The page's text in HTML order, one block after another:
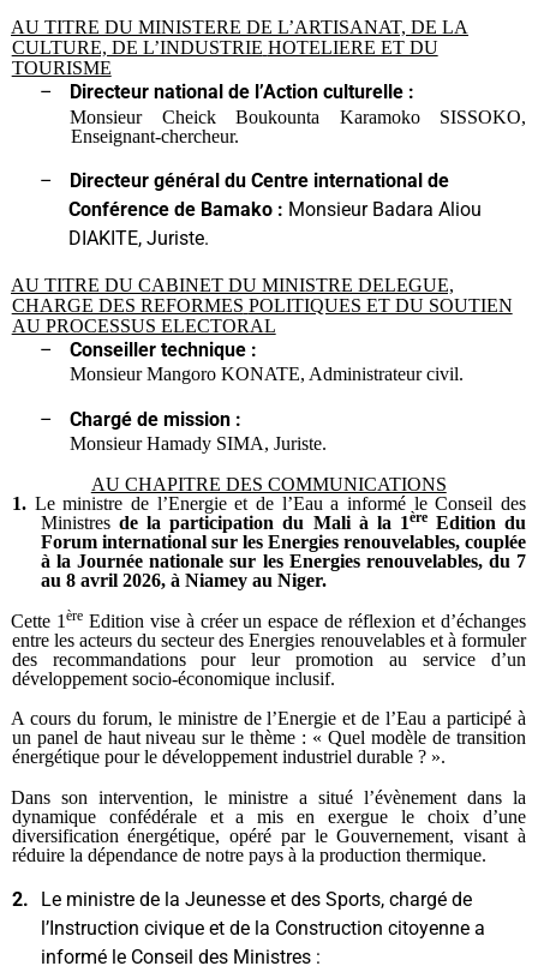
AU TITRE DU MINISTERE DE L’ARTISANAT, DE LA
CULTURE, DE L’INDUSTRIE HOTELIERE ET DU
TOURISME
– Directeur national de l’Action culturelle :
Monsieur Cheick Boukounta Karamoko SISSOKO,
Enseignant-chercheur.
–
Directeur général du Centre international de
Conférence de Bamako : Monsieur Badara Aliou
DIAKITE, Juriste.
AU TITRE DU CABINET DU MINISTRE DELEGUE,
CHARGE DES REFORMES POLITIQUES ET DU SOUTIEN
AU PROCESSUS ELECTORAL
– Conseiller technique :
Monsieur Mangoro KONATE, Administrateur civil.
– Chargé de mission :
Monsieur Hamady SIMA, Juriste.
AU CHAPITRE DES COMMUNICATIONS
1. Le ministre de l’Energie et de l’Eau a informé le Conseil des
Ministresde la participation du Mali à la 1èreEdition du
Forum international sur les Energies renouvelables, couplée
à la Journée nationale sur les Energies renouvelables, du 7
au 8 avril 2026, à Niamey au Niger.
Cette 1 èreEdition vise à créer un espace de réflexion et d’échanges
entre les acteurs du secteur des Energies renouvelables et à formuler
des recommandations pour leur promotion au service d’un
développement socio-économique inclusif.
A cours du forum, le ministre de l’Energie et de l’Eau a participé à
un panel de haut niveau sur le thème : « Quel modèle de transition
énergétique pour le développement industriel durable ? ».
Dans son intervention, le ministre a situé l’évènement dans la
dynamique confédérale et a mis en exergue le choix d’une
diversification énergétique, opéré par le Gouvernement, visant à
réduire la dépendance de notre pays à la production thermique.
2.
Le ministre de la Jeunesse et des Sports, chargé de
l’Instruction civique et de la Construction citoyenne a
informé le Conseil des Ministres :